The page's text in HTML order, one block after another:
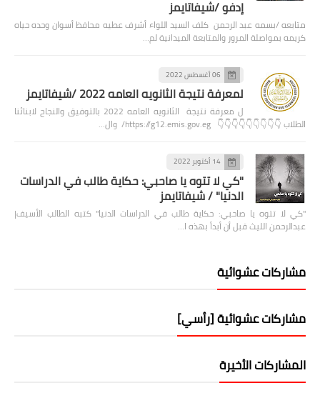
إدفو /شيفاتايمز
متابعه /بسمه عبد الرحمن كلف السيد اللواء أشرف عطيه محافظ أسوان وحده حياه
كريمه بمواصلة المرور والمتابعة الميدانية لم…
06 أغسطس 2022
لمعرفة نتيجة الثانويه العامه 2022 /شيفاتايمز
ل معرفة نتيجة الثانويه العامه 2022 بالتوفيق والنجاح لابنائنا
الطلاب 👇👇👇👇👇👇👇👇👇 https://g12.emis.gov.eg/ وال…
14 أكتوبر 2022
"كي لا تتوه يا صاحبي: حكاية طالب في الدراسات
الدنيا" / شيفاتايمز
"كي لا تتوه يا صاحبي: حكاية طالب في الدراسات الدنيا" كتبه الطالب الأسيف|
عبدالرحمن الليث قبل أن أبدأ بهذه ا…
مشاركات عشوائية
مشاركات عشوائية [رأسي]
المشاركات الأخيرة